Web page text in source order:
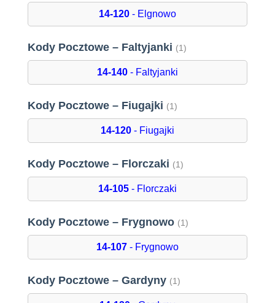
14-120- Elgnowo
Kody Pocztowe – Faltyjanki (1)
14-140- Faltyjanki
Kody Pocztowe – Fiugajki (1)
14-120- Fiugajki
Kody Pocztowe – Florczaki (1)
14-105- Florczaki
Kody Pocztowe – Frygnowo (1)
14-107- Frygnowo
Kody Pocztowe – Gardyny (1)